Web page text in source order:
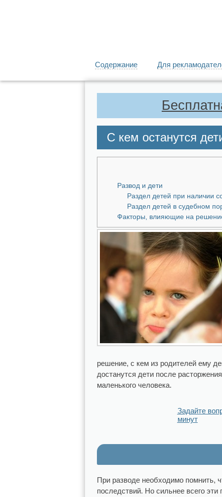
Содержание Для
С кем останутся
Развод и дети
Раздел детей при наличии
Раздел детей в судебном
Факторы, влияющие на
решение, с кем из родителей ему
достанутся дети после
маленького человека.
Задайте
минут
При разводе необходимо помнить,
последствий. Но сильнее всего